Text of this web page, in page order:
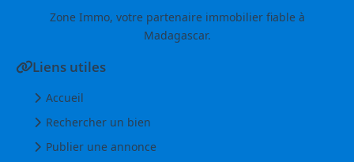
Zone Immo, votre partenaire immobilier fiable à
Madagascar.
Liens utiles
Accueil
Rechercher un bien
Publier une annonce